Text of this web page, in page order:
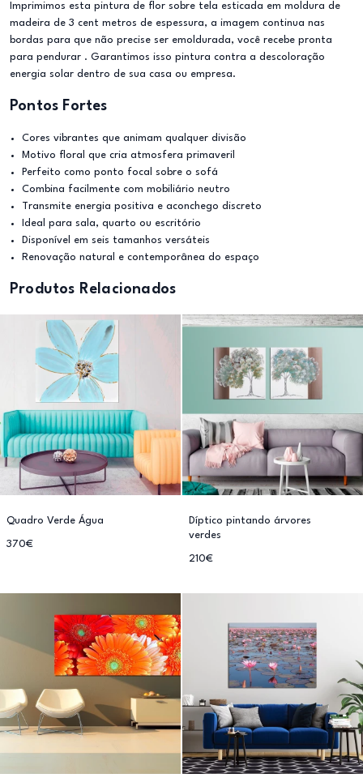
Imprimimos esta pintura de flor sobre tela esticada em moldura de
madeira de 3 cent metros de espessura, a imagem continua nas
bordas para que não precise ser emoldurada, você recebe pronta
para pendurar . Garantimos isso pintura contra a descoloração
energia solar dentro de sua casa ou empresa.
Pontos Fortes
Cores vibrantes que animam qualquer divisão
Motivo floral que cria atmosfera primaveril
Perfeito como ponto focal sobre o sofá
Combina facilmente com mobiliário neutro
Transmite energia positiva e aconchego discreto
Ideal para sala, quarto ou escritório
Disponível em seis tamanhos versáteis
Renovação natural e contemporânea do espaço
Produtos Relacionados
Quadro Verde Água
370€
Díptico pintando árvores
verdes
210€